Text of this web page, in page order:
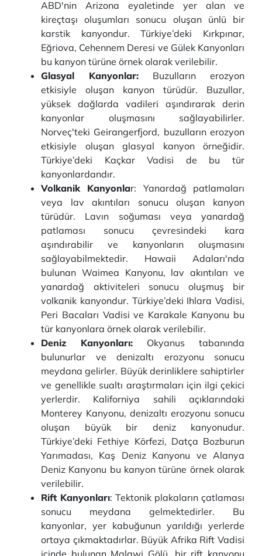
ABD'nin Arizona eyaletinde yer alan ve
kireçtaşı oluşumları sonucu oluşan ünlü bir
karstik kanyondur. Türkiye’deki Kırkpınar,
Eğriova, Cehennem Deresi ve Gülek Kanyonları
bu kanyon türüne örnek olarak verilebilir.
Glasyal Kanyonlar: Buzulların erozyon
etkisiyle oluşan kanyon türüdür. Buzullar,
yüksek dağlarda vadileri aşındırarak derin
kanyonlar oluşmasını sağlayabilirler.
Norveç'teki Geirangerfjord, buzulların erozyon
etkisiyle oluşan glasyal kanyon örneğidir.
Türkiye’deki Kaçkar Vadisi de bu tür
kanyonlardandır.
Volkanik Kanyonlar: Yanardağ patlamaları
veya lav akıntıları sonucu oluşan kanyon
türüdür. Lavın soğuması veya yanardağ
patlaması sonucu çevresindeki kara
aşındırabilir ve kanyonların oluşmasını
sağlayabilmektedir. Hawaii Adaları'nda
bulunan Waimea Kanyonu, lav akıntıları ve
yanardağ aktiviteleri sonucu oluşmuş bir
volkanik kanyondur. Türkiye’deki Ihlara Vadisi,
Peri Bacaları Vadisi ve Karakale Kanyonu bu
tür kanyonlara örnek olarak verilebilir.
Deniz Kanyonları: Okyanus tabanında
bulunurlar ve denizaltı erozyonu sonucu
meydana gelirler. Büyük derinliklere sahiptirler
ve genellikle sualtı araştırmaları için ilgi çekici
yerlerdir. Kaliforniya sahili açıklarındaki
Monterey Kanyonu, denizaltı erozyonu sonucu
oluşan büyük bir deniz kanyonudur.
Türkiye’deki Fethiye Körfezi, Datça Bozburun
Yarımadası, Kaş Deniz Kanyonu ve Alanya
Deniz Kanyonu bu kanyon türüne örnek olarak
verilebilir.
Rift Kanyonları: Tektonik plakaların çatlaması
sonucu meydana gelmektedirler. Bu
kanyonlar, yer kabuğunun yarıldığı yerlerde
ortaya çıkmaktadırlar. Büyük Afrika Rift Vadisi
içinde bulunan Malawi Gölü, bir rift kanyonu